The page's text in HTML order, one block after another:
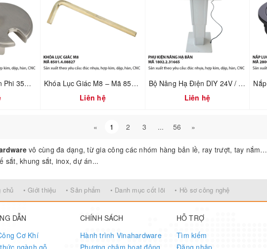
Nắp Luồn Dây Điện Phi 35mm – Hợp Kim Đúc Xi Mạ Nikel Xước Mờ | Mã 2800.2.00359
Khóa Lục Giác M8 – Mã 8501.4.08827
Liên hệ
Bộ Nâng Hạ Điện DIY 24V / 220V – Cơ Cấu Nâng Bàn Tatami – Mã 1802.2.31665
Liên hệ
« 1 2 3 ... 56 »
vô cùng đa dạng, từ gia công các nhóm hàng bản lề, ray trượt, tay nắm…
sắt, khung sắt, inox, dự án...
chủ • Giới thiệu • Sản phẩm • Danh mục cốt lõi • Hồ sơ công nghệ
DẪN
Cơ Khí
CHÍNH SÁCH
Hành trình Vinahardware
HỖ TRỢ
Tìm kiếm